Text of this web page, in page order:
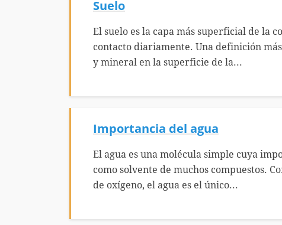
Suelo
El suelo es la capa más superficial de la
contacto diariamente. Una definición
y mineral en la superficie de la...
Importancia del agua
El agua es una molécula simple cuya
como solvente de muchos compuestos.
de oxígeno, el agua es el único...